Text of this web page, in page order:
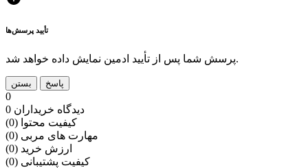
تأیید پرسش‌ها
پرسش شما پس از تأیید ادمین نمایش داده خواهد شد.
بستن پاسخ
0
0 دیدگاه خریداران
کیفیت محتوا (0)
مهارت های مربی (0)
ارزش خرید (0)
کیفیت پشتیبانی (0)